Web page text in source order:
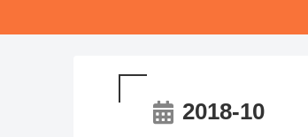
2018-10